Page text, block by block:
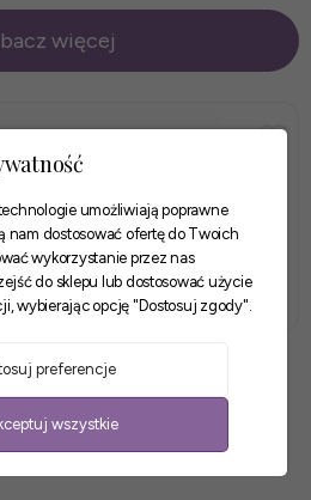
więcej
Komoda RTV mała
umożliwiają poprawne
nam dostosować ofertę do Twoich
wykorzystanie przez nas
do sklepu lub dostosować użycie
wybierając opcję "Dostosuj zgody".
preferencje
wszystkie